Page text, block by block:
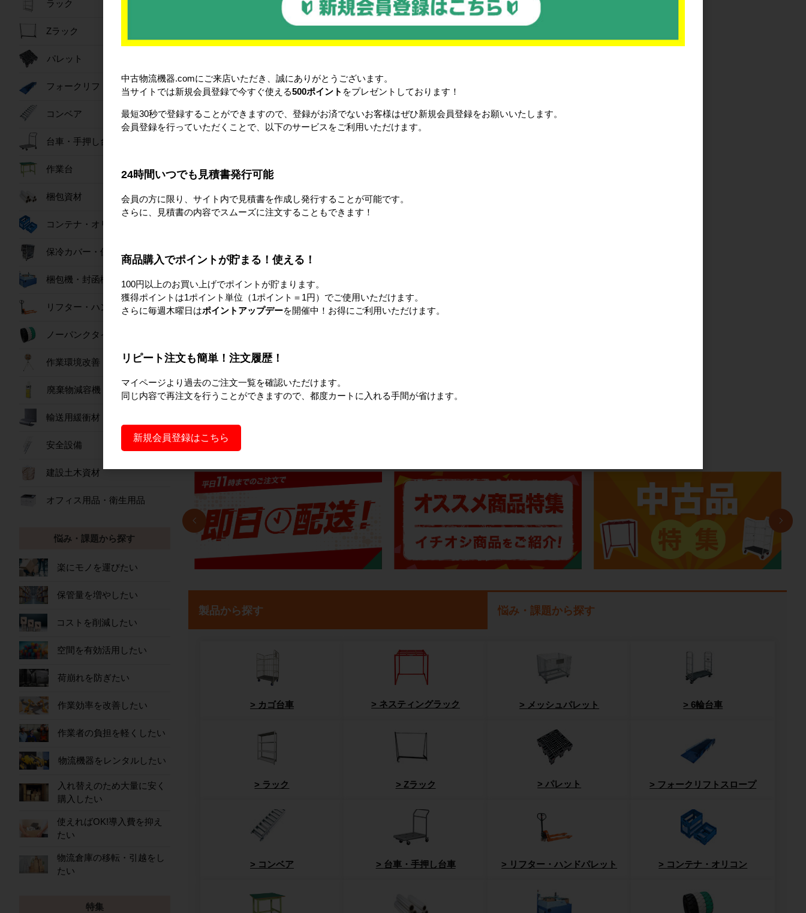
■使用上の注意をポスターにしております。
目立つところへ掲示していただき、事故防止へお役立てください。
https://files.bcart.jp/butsuryu-test/uploads/itemimg/5318666006/kago.pdf
その他、ご不明な点などありましたら、お気軽にお問合せ下さい。宜しくお願い申し上げます。
328,000円〜
すべてのおすすめ商品を見る
製品から探す 悩み・課題から探す
カゴ台車 ネスティングラック メッシュパレット 6輪台車
ラック Zラック パレット フォークリフトスロープ
コンベア 台車・手押し台車 リフター・ハンドパレット コンテナ・オリコン
ラック
Zラック
パレット
フォークリフトスロープ
コンベア
台車・手押し台車
作業台
梱包資材
コンテナ・オリコン
保冷カバー・保冷ボックス
梱包機・封函機
リフター・ハンドパレット
ノーパンクタイヤ
作業環境改善
廃棄物減容機
輸送用緩衝材
安全設備
建設土木資材
オフィス用品・衛生用品
悩み・課題から探す
楽にモノを運びたい
保管量を増やしたい
コストを削減したい
空間を有効活用したい
荷崩れを防ぎたい
作業効率を改善したい
作業者の負担を軽くしたい
物流機器をレンタルしたい
入れ替えのため大量に安く
購入したい
使えればOK!導入費を抑え
たい
物流倉庫の移転・引越をし
たい
特集
中古物流機器.comにご来店いただき、誠にありがとうございます。
当サイトでは新規会員登録で今すぐ使える500ポイント をプレゼントしております！
最短30秒で登録することができますので、登録がお済でないお客様はぜひ新規会員登録をお願いいたします。
会員登録を行っていただくことで、以下のサービスをご利用いただけます。
24時間いつでも見積書発行可能
会員の方に限り、サイト内で見積書を作成し発行することが可能です。
さらに、見積書の内容でスムーズに注文することもできます！
商品購入でポイントが貯まる！使える！
100円以上のお買い上げでポイントが貯まります。
獲得ポイントは1ポイント単位（1ポイント＝1円）でご使用いただけます。
さらに毎週木曜日はポイントアップデーを開催中！お得にご利用いただけます。
リピート注文も簡単！注文履歴！
マイページより過去のご注文一覧を確認いただけます。
同じ内容で再注文を行うことができますので、都度カートに入れる手間が省けます。
新規会員登録はこちら